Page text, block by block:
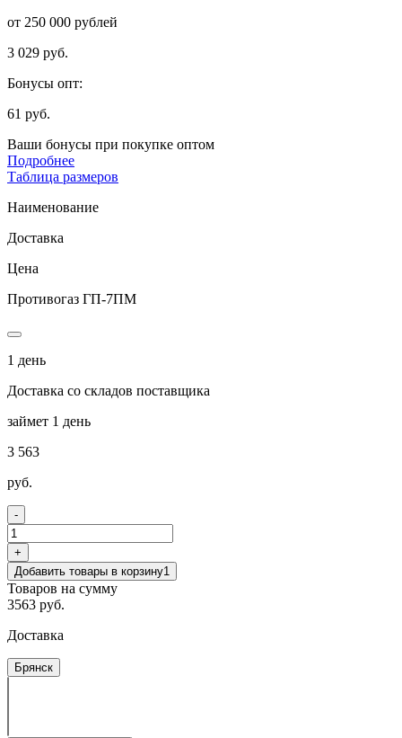
от 250 000 рублей
3 029 руб.
Бонусы опт:
61 руб.
Ваши бонусы при покупке оптом
Подробнее
Таблица размеров
Наименование
Доставка
Цена
Противогаз ГП-7ПМ
1 день
Доставка со складов поставщика
займет 1 день
3 563
руб.
-
+
Добавить товары в корзину1
Товаров на сумму
3563 руб.
Доставка
Брянск